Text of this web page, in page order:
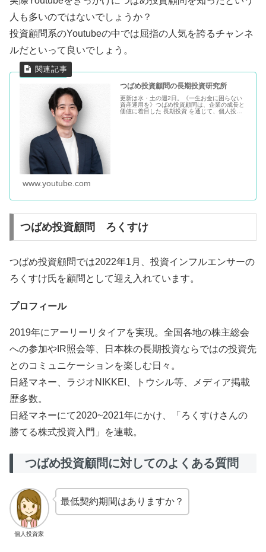
人も多いのではないでしょうか？
投資顧問系のYoutubeの中では屈指の人気を誇るチャンネ
ルだといって良いでしょう。
つばめ投資顧問の長期投資研究所
更新は水・土の週2日。《一生お金に困らない
資産運用を》つばめ投資顧問は、企業の成長と
価値に着目した 長期投資 を通じて、個人投資
www.youtube.com
つばめ投資顧問 ろくすけ
つばめ投資顧問では2022年1月、投資インフルエンサーの
ろくすけ氏を顧問として迎え入れています。
プロフィール
2019年にアーリーリタイアを実現。全国各地の株主総会
への参加やIR照会等、日本株の長期投資ならではの投資先
とのコミュニケーションを楽しむ日々。
日経マネー、ラジオNIKKEI、トウシル等、メディア掲載
歴多数。
日経マネーにて2020~2021年にかけ、「ろくすけさんの
勝てる株式投資入門」を連載。
つばめ投資顧問に対してのよくある質問
個人投資家
最低契約期間はありますか？